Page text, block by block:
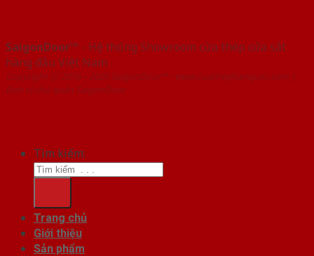
SaigonDoor™ - Hệ thống Showroom cửa thép cửa sắt
hàng đầu Việt Nam
Copyright ⓒ 2016 – 2026 SaigonDoor™ - www.cuathephanquoc.com |
Đơn vị chủ quản SaigonDoor
Tìm kiếm:
Trang chủ
Giới thiệu
Sản phẩm